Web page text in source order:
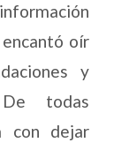
oír
y
De todas
con dejar